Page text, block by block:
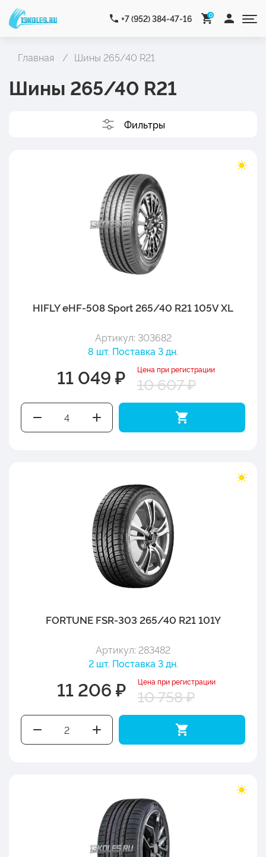
+7 (952) 384-47-16 0
Главная Шины 265/40 R21
Шины 265/40 R21
Фильтры
HIFLY eHF-508 Sport 265/40 R21 105V XL
Артикул: 303682
8 шт. Поставка 3 дн.
11 049 ₽ Цена при регистрации
10 607 ₽
FORTUNE FSR-303 265/40 R21 101Y
Артикул: 283482
2 шт. Поставка 3 дн.
11 206 ₽ Цена при регистрации
10 758 ₽